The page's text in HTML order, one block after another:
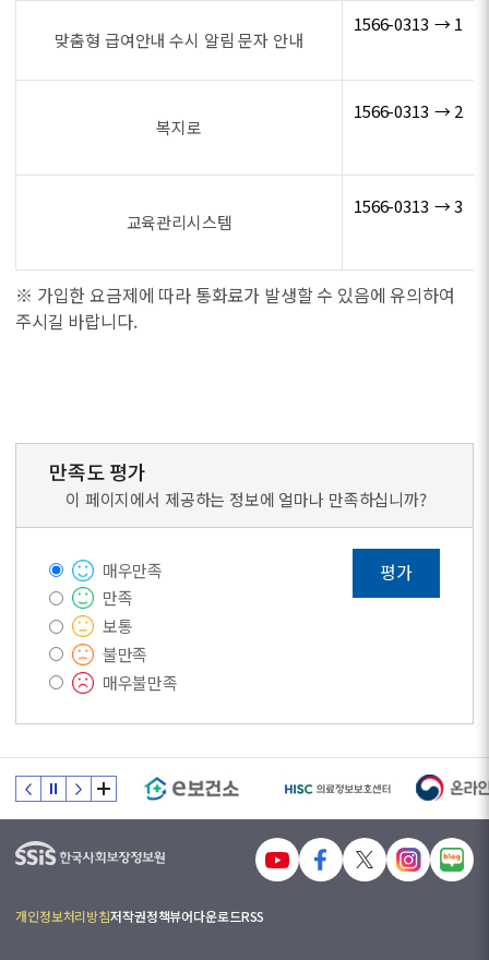
맞춤형 급여안내 수시 알림 문자 안내
1566-0313 → 1
복지로
1566-0313 → 2
교육관리시스템
1566-0313 → 3
※ 가입한 요금제에 따라 통화료가 발생할 수 있음에 유의하여
주시길 바랍니다.
만족도 평가
이 페이지에서 제공하는 정보에 얼마나 만족하십니까?
매우만족
만족
보통
불만족
매우불만족
평가
개인정보처리방침저작권정책뷰어다운로드RSS